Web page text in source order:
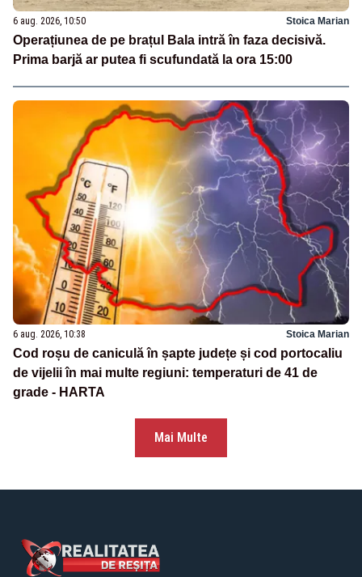
6 aug. 2026, 10:50 Stoica Marian
Operațiunea de pe brațul Bala intră în faza decisivă.
Prima barjă ar putea fi scufundată la ora 15:00
6 aug. 2026, 10:38 Stoica Marian
Cod roșu de caniculă în șapte județe și cod portocaliu
de vijelii în mai multe regiuni: temperaturi de 41 de
grade - HARTA
Mai Multe